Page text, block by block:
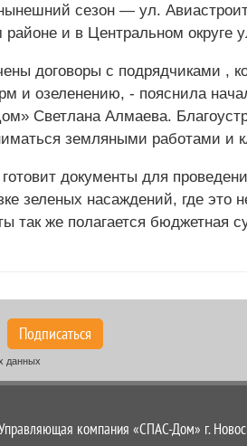
сезон — ул.
и в Центральном округе
договоры с подрядчиками ,
и озеленению, - пояснила
Светлана Алмаева.
земляными работами и
документы для
зеленых насаждений, где это
так же полагается бюджетная
Подписаться
данных
компания «СПАС-Дом» г.